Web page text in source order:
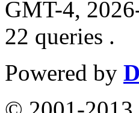
GMT-4,
22 queries .
Powered by